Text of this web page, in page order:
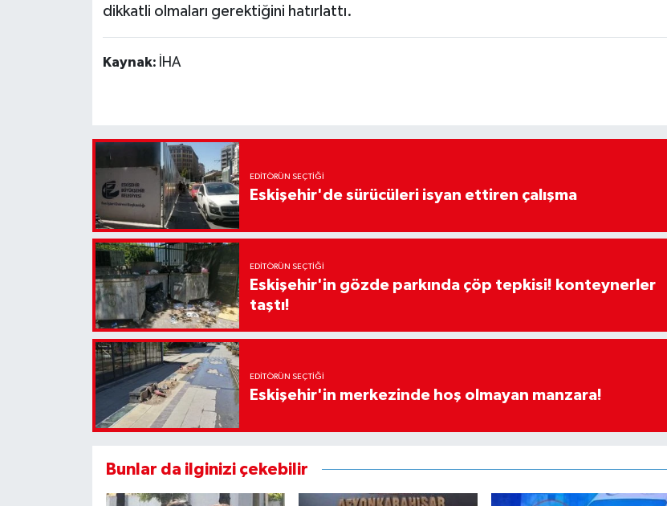
dikkatli olmaları gerektiğini hatırlattı.
Kaynak: İHA
EDITÖRÜN SEÇTIĞI
Eskişehir'de sürücüleri isyan ettiren çalışma
EDITÖRÜN SEÇTIĞI
Eskişehir'in gözde parkında çöp tepkisi! konteynerler
taştı!
EDITÖRÜN SEÇTIĞI
Eskişehir'in merkezinde hoş olmayan manzara!
Bunlar da ilginizi çekebilir